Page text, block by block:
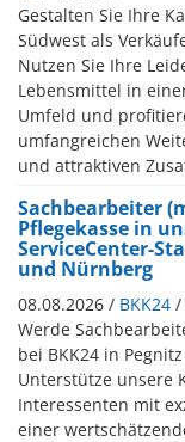
Gestalten Sie Ihre
Südwest als
Nutzen Sie Ihre
Lebensmittel in
Umfeld und
umfangreichen
und attraktiven
Sachbearbeiter
Pflegekasse in
ServiceCenter-
und Nürnberg
08.08.2026 / BKK24 /
Werde
bei BKK24 in
Unterstütze unsere
Interessenten mit
einer